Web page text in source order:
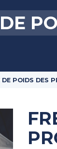
POIDS DES